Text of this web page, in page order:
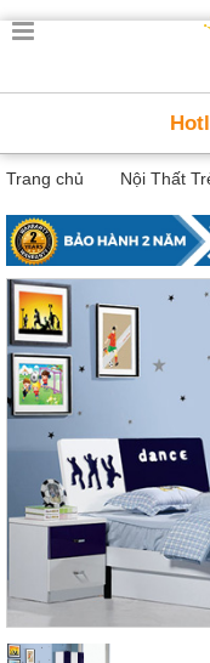
Trang
Thông
Minh
thất
thông
minh
Nội
Thất
Trẻ
Em
Giường
Nội
Thất
Phòng
Khách
tủ
Trang chủ Nội Thất